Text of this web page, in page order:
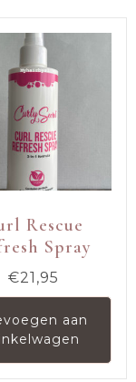
Rescue
Spray
€21,95
aan